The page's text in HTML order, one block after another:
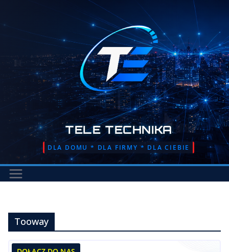
TELE TECHNIKA
DLA DOMU * DLA FIRMY * DLA CIEBIE
Tooway